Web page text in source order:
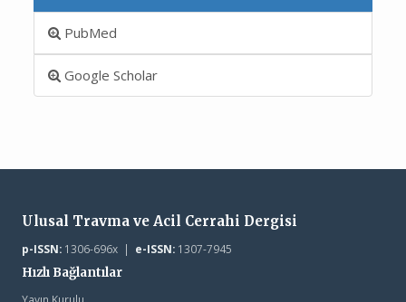
PubMed
Google Scholar
Ulusal Travma ve Acil Cerrahi Dergisi
p-ISSN:1306-696x | e-ISSN:1307-7945
Hızlı Bağlantılar
Yayın Kurulu